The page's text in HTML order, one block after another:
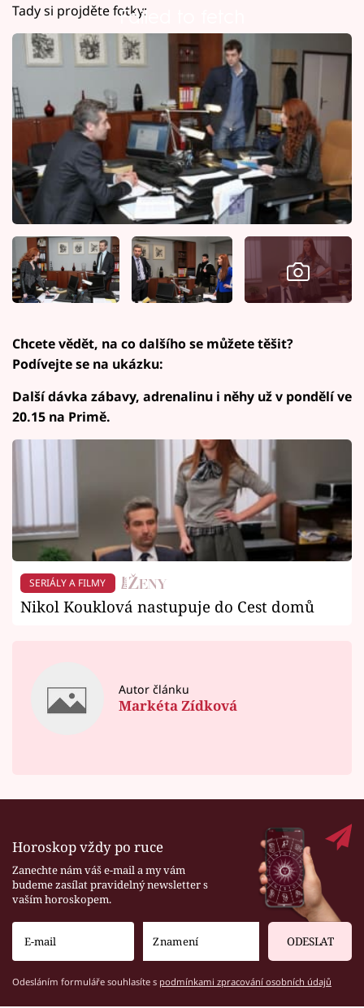
Failed to fetch
Tady si projděte fotky:
Chcete vědět, na co dalšího se můžete těšit?
Podívejte se na ukázku:
Další dávka zábavy, adrenalinu i něhy už v pondělí ve
20.15 na Primě.
SERIÁLY A FILMY
Nikol Kouklová nastupuje do Cest domů
Autor článku
Markéta Zídková
Horoskop vždy po ruce
Zanechte nám váš e-mail a my vám
budeme zasílat pravidelný newsletter s
vaším horoskopem.
ODESLAT
Odesláním formuláře souhlasíte s podmínkami zpracování osobních údajů